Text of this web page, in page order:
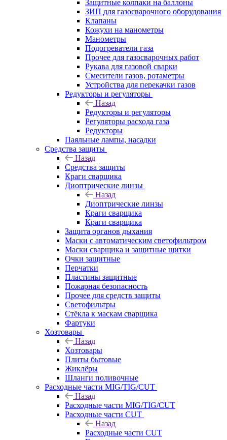
Защитные колпаки на баллоны
ЗИП для газосварочного оборудования
Клапаны
Кожухи на манометры
Манометры
Подогреватели газа
Прочее для газосварочных работ
Рукава для газовой сварки
Смесители газов, ротаметры
Устройства для перекачки газов
Редукторы и регуляторы
Назад
Редукторы и регуляторы
Регуляторы расхода газа
Редукторы
Паяльные лампы, насадки
Средства защиты
Назад
Средства защиты
Краги сварщика
Диоптрические линзы
Назад
Диоптрические линзы
Краги сварщика
Краги сварщика
Защита органов дыхания
Маски с автоматическим светофильтром
Маски сварщика и защитные щитки
Очки защитные
Перчатки
Пластины защитные
Пожарная безопасность
Прочее для средств защиты
Светофильтры
Стёкла к маскам сварщика
Фартуки
Хозтовары
Назад
Хозтовары
Плиты бытовые
Жиклёры
Шланги поливочные
Расходные части MIG/TIG/CUT
Назад
Расходные части MIG/TIG/CUT
Расходные части CUT
Назад
Расходные части CUT